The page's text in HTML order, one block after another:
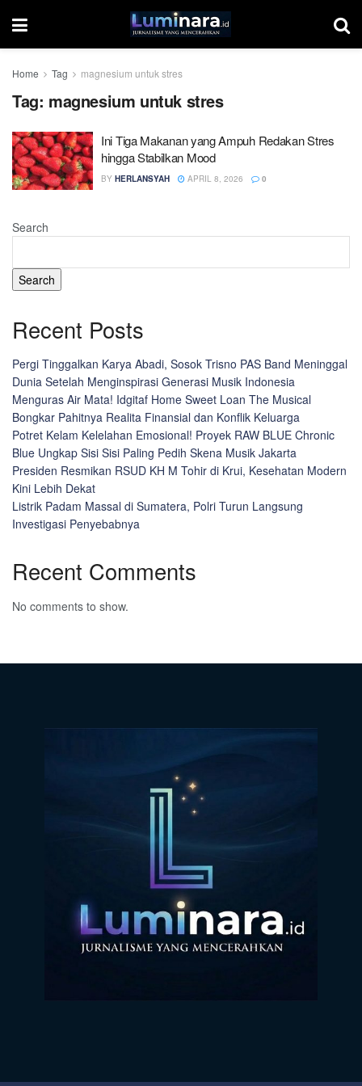
Home Tag magnesium untuk stres
Tag: magnesium untuk stres
Ini Tiga Makanan yang Ampuh Redakan Stres
hingga Stabilkan Mood
BY HERLANSYAH APRIL 8, 2026 0
Search
Search
Recent Posts
Pergi Tinggalkan Karya Abadi, Sosok Trisno PAS Band Meninggal
Dunia Setelah Menginspirasi Generasi Musik Indonesia
Menguras Air Mata! Idgitaf Home Sweet Loan The Musical
Bongkar Pahitnya Realita Finansial dan Konflik Keluarga
Potret Kelam Kelelahan Emosional! Proyek RAW BLUE Chronic
Blue Ungkap Sisi Sisi Paling Pedih Skena Musik Jakarta
Presiden Resmikan RSUD KH M Tohir di Krui, Kesehatan Modern
Kini Lebih Dekat
Listrik Padam Massal di Sumatera, Polri Turun Langsung
Investigasi Penyebabnya
Recent Comments
No comments to show.